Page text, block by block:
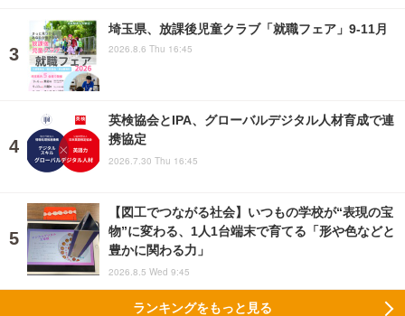
埼玉県、放課後児童クラブ「就職フェア」9-11月
2026.8.6 Thu 16:45
英検協会とIPA、グローバルデジタル人材育成で連
携協定
2026.7.30 Thu 16:45
【図工でつながる社会】いつもの学校が“表現の宝
物”に変わる、1人1台端末で育てる「形や色などと
豊かに関わる力」
2026.8.5 Wed 9:45
ランキングをもっと見る